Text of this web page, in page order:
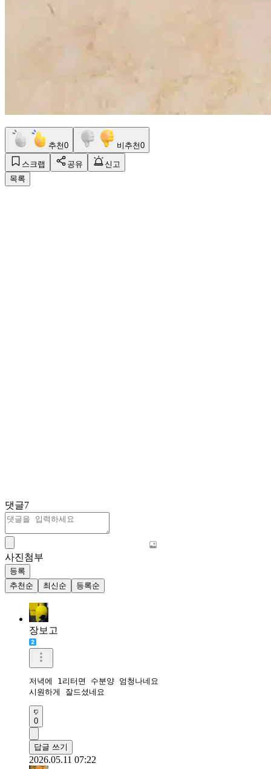
추천0 비추천0
스크랩 공유
신고
목록
댓글7
사진첨부
등록
추천순
최신순 등록순
장보고
저녁에 1리터면 수분양 엄청나네요
시원하게 잘드셨네요
0
답글 쓰기
2026.05.11 07:22